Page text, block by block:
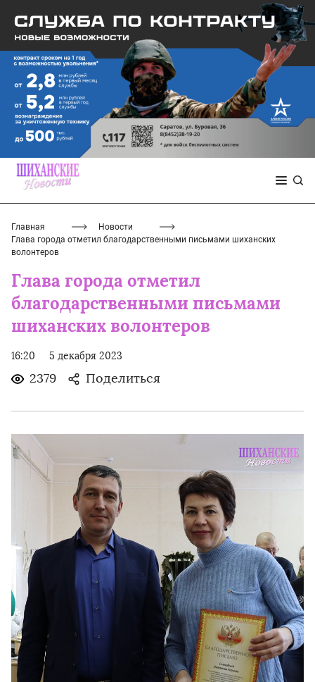
Главная
Новости
Глава города отметил благодарственными письмами шиханских
волонтеров
Глава города отметил
благодарственными письмами
шиханских волонтеров
16:20 5 декабря 2023
2379 Поделиться